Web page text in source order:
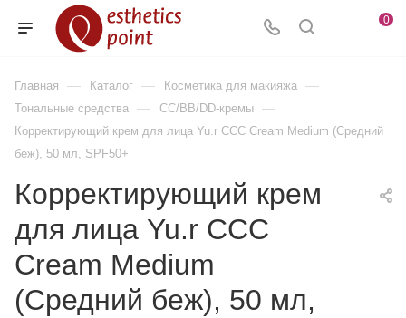
0
Главная — Каталог — Косметика для макияжа —
Тональные средства — CC/BB/DD-кремы —
Корректирующий крем для лица Yu.r ССС Cream Medium (Средний
беж), 50 мл, SPF50+
Корректирующий крем
для лица Yu.r ССС
Cream Medium
(Средний беж), 50 мл,